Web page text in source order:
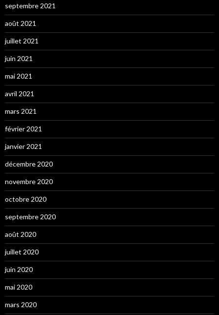
septembre 2021
août 2021
juillet 2021
juin 2021
mai 2021
avril 2021
mars 2021
février 2021
janvier 2021
décembre 2020
novembre 2020
octobre 2020
septembre 2020
août 2020
juillet 2020
juin 2020
mai 2020
mars 2020